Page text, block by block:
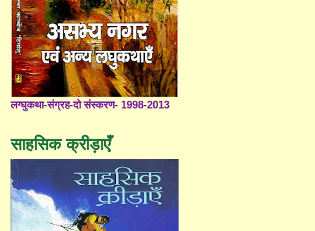
लग्घुकथा-संग्रह-दो संस्करण- 1998-2013
साहसिक क्रीड़ाएँ